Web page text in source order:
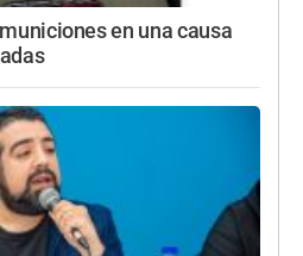
en una causa